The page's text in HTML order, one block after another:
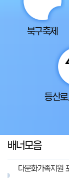
북구축제
등산
배너모음
다문화가족지원